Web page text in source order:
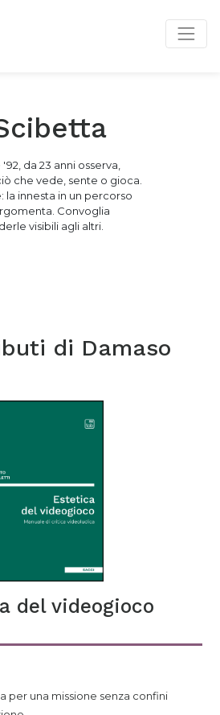
da 23 anni osserva,
che vede, sente o gioca.
la innesta in un percorso
Convoglia
visibili agli altri.
di Damaso
del videogioco
per una missione senza confini